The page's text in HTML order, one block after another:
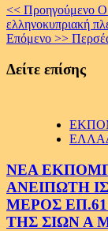
Continue
Reading
<< Προηγούμενο Ο
ελληνοκυπριακή
Επόμενο >>
Δείτε επίσης
ΝΕΑ
ΑΝΕΙΠΩΤΗ
ΜΕΡΟΣ
ΤΗΣ ΣΙΩΝ Α